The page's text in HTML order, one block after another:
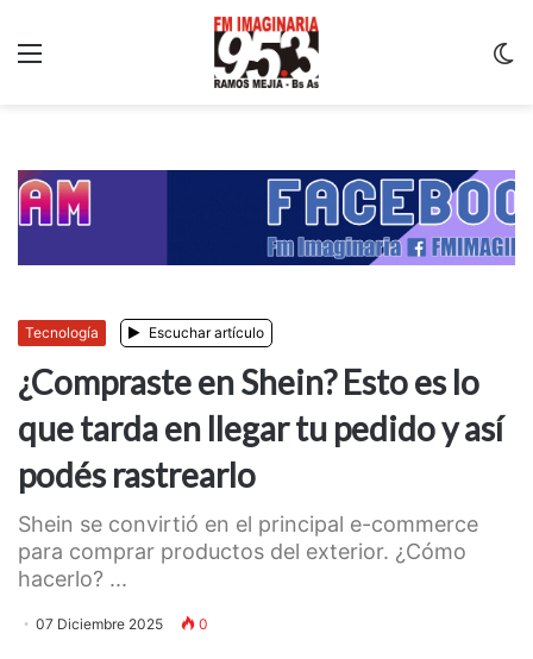
Tecnología Escuchar artículo
¿Compraste en Shein? Esto es lo
que tarda en llegar tu pedido y así
podés rastrearlo
Shein se convirtió en el principal e-commerce
para comprar productos del exterior. ¿Cómo
hacerlo? ...
07 Diciembre 2025 0